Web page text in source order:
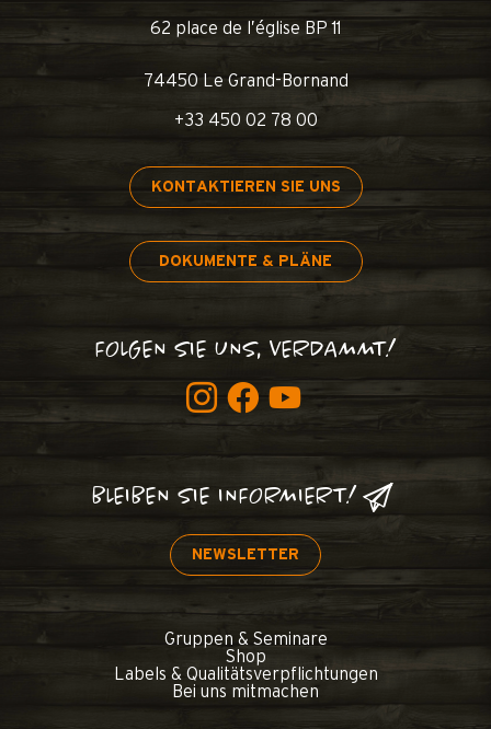
62 place de l’église BP 11
74450 Le Grand-Bornand
+33 450 02 78 00
KONTAKTIEREN SIE UNS
DOKUMENTE & PLÄNE
FOLGEN SIE UNS, VERDAMMT!
BLEIBEN SIE INFORMIERT!
NEWSLETTER
Gruppen & Seminare
Shop
Labels & Qualitätsverpflichtungen
Bei uns mitmachen